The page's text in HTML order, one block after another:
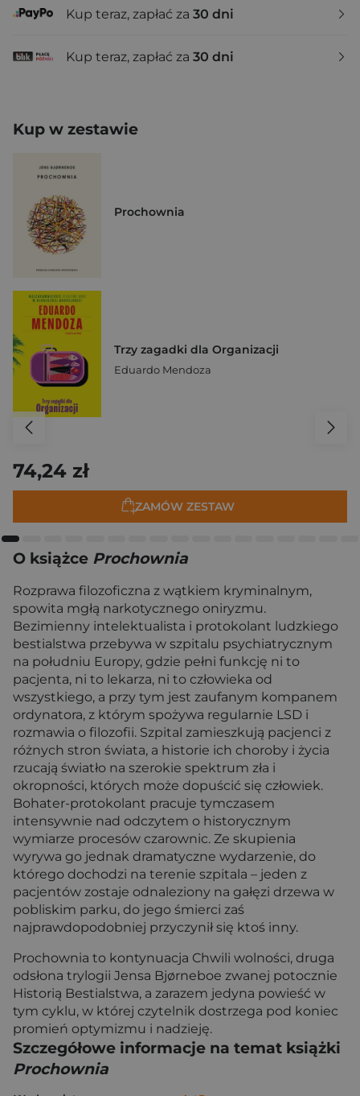
Kup teraz, zapłać za 30 dni
Kup teraz, zapłać za 30 dni
Kup w zestawie
Prochownia
Trzy zagadki dla Organizacji
Eduardo Mendoza
74,24 zł
ZAMÓW ZESTAW
O książce Prochownia
Rozprawa filozoficzna z wątkiem kryminalnym,
spowita mgłą narkotycznego oniryzmu.
Bezimienny intelektualista i protokolant ludzkiego
bestialstwa przebywa w szpitalu psychiatrycznym
na południu Europy, gdzie pełni funkcję ni to
pacjenta, ni to lekarza, ni to człowieka od
wszystkiego, a przy tym jest zaufanym kompanem
ordynatora, z którym spożywa regularnie LSD i
rozmawia o filozofii. Szpital zamieszkują pacjenci z
różnych stron świata, a historie ich choroby i życia
rzucają światło na szerokie spektrum zła i
okropności, których może dopuścić się człowiek.
Bohater-protokolant pracuje tymczasem
intensywnie nad odczytem o historycznym
wymiarze procesów czarownic. Ze skupienia
wyrywa go jednak dramatyczne wydarzenie, do
którego dochodzi na terenie szpitala – jeden z
pacjentów zostaje odnaleziony na gałęzi drzewa w
pobliskim parku, do jego śmierci zaś
najprawdopodobniej przyczynił się ktoś inny.
Prochownia to kontynuacja Chwili wolności, druga
odsłona trylogii Jensa Bjørneboe zwanej potocznie
Historią Bestialstwa, a zarazem jedyna powieść w
tym cyklu, w której czytelnik dostrzega pod koniec
promień optymizmu i nadzieję.
Szczegółowe informacje na temat książki
Prochownia